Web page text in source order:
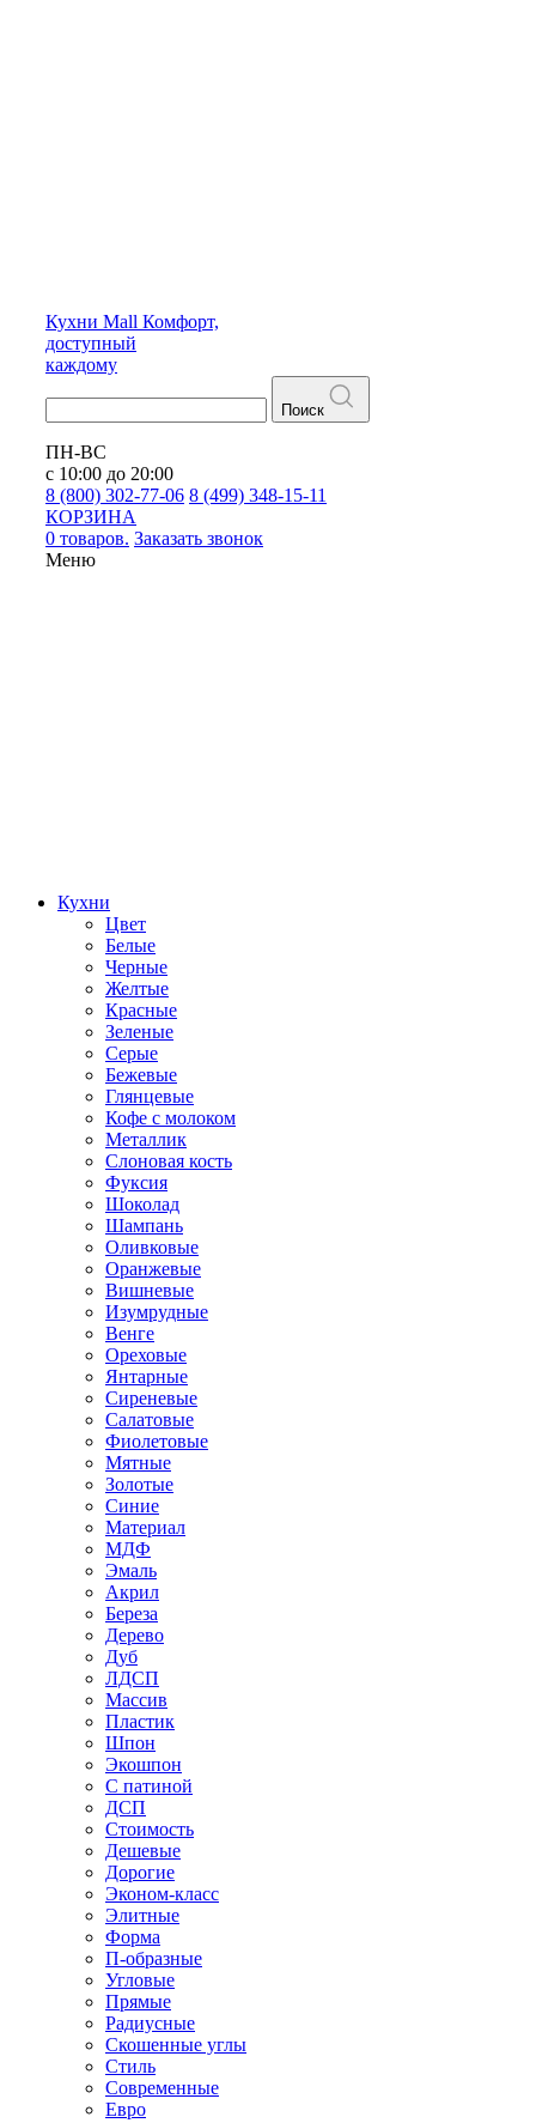
Кухни Mall Комфорт,
доступный
каждому
Поиск
ПН-ВС
с 10:00 до 20:00
8 (800) 302-77-06 8 (499) 348-15-11
КОРЗИНА
0 товаров. Заказать звонок
Меню
Кухни
Цвет
Белые
Черные
Желтые
Красные
Зеленые
Серые
Бежевые
Глянцевые
Кофе с молоком
Металлик
Слоновая кость
Фуксия
Шоколад
Шампань
Оливковые
Оранжевые
Вишневые
Изумрудные
Венге
Ореховые
Янтарные
Сиреневые
Салатовые
Фиолетовые
Мятные
Золотые
Синие
Материал
МДФ
Эмаль
Акрил
Береза
Дерево
Дуб
ЛДСП
Массив
Пластик
Шпон
Экошпон
С патиной
ДСП
Стоимость
Дешевые
Дорогие
Эконом-класс
Элитные
Форма
П-образные
Угловые
Прямые
Радиусные
Скошенные углы
Стиль
Современные
Евро